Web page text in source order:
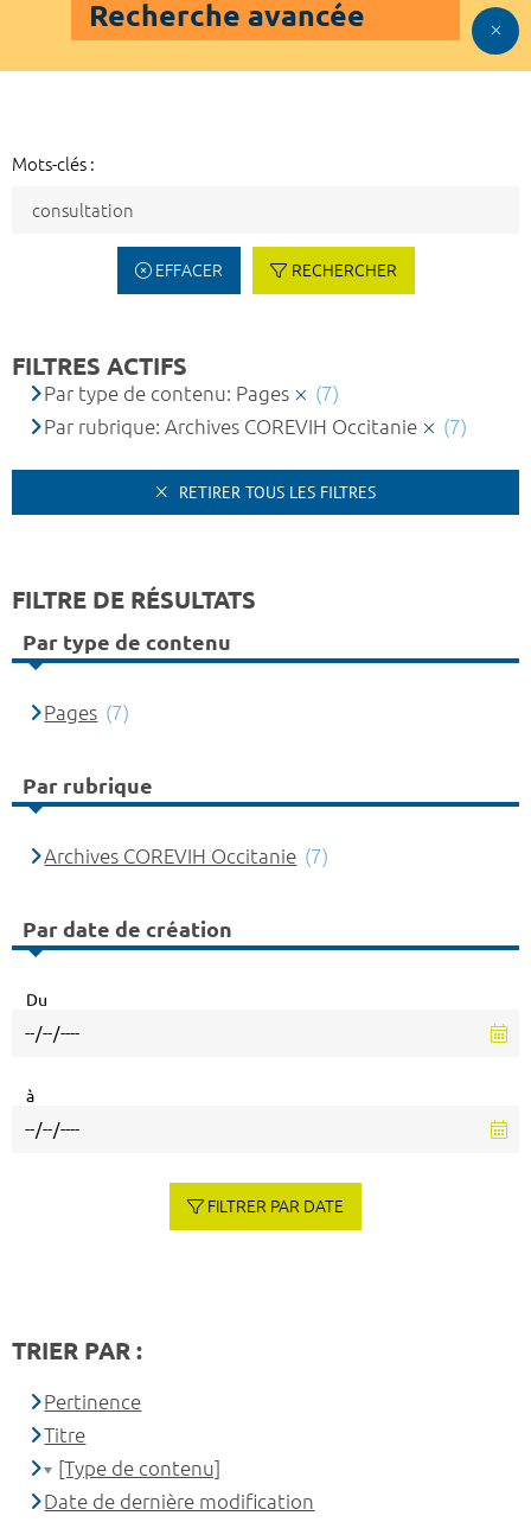
Recherche avancée
Mots-clés :
EFFACER RECHERCHER
FILTRES ACTIFS
Par type de contenu: Pages
(7)
Par rubrique: Archives COREVIH Occitanie
(7)
RETIRER TOUS LES FILTRES
FILTRE DE RÉSULTATS
Par type de contenu
Pages (7)
Par rubrique
Archives COREVIH Occitanie (7)
Par date de création
Du
à
FILTRER PAR DATE
TRIER PAR :
Pertinence
Titre
[Type de contenu]
Date de dernière modification